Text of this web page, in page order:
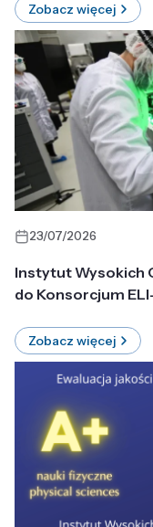
Zobacz więcej
23/07/2026
Instytut Wysokich
do Konsorcjum
Zobacz więcej